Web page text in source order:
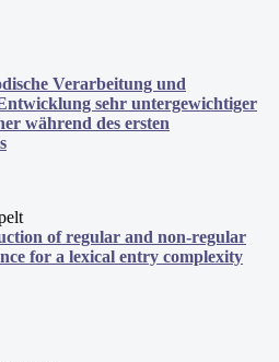
Verarbeitung und
sehr untergewichtiger
während des ersten
of regular and non-regular
for a lexical entry complexity